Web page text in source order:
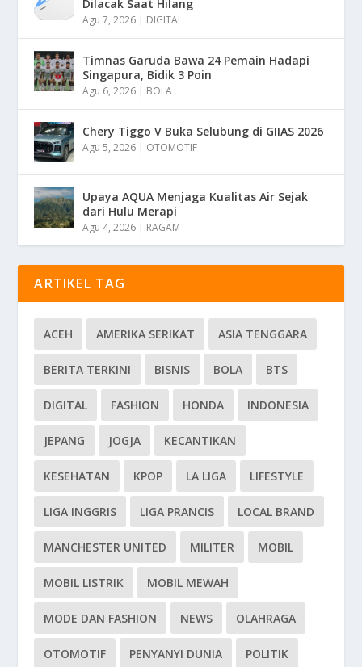
Dilacak Saat Hilang
Agu 7, 2026 | DIGITAL
Timnas Garuda Bawa 24 Pemain Hadapi
Singapura, Bidik 3 Poin
Agu 6, 2026 | BOLA
Chery Tiggo V Buka Selubung di GIIAS 2026
Agu 5, 2026 | OTOMOTIF
Upaya AQUA Menjaga Kualitas Air Sejak
dari Hulu Merapi
Agu 4, 2026 | RAGAM
ARTIKEL TAG
ACEH AMERIKA SERIKAT ASIA TENGGARA
BERITA TERKINI BISNIS BOLA BTS
DIGITAL FASHION HONDA INDONESIA
JEPANG JOGJA KECANTIKAN
KESEHATAN KPOP LA LIGA LIFESTYLE
LIGA INGGRIS LIGA PRANCIS LOCAL BRAND
MANCHESTER UNITED MILITER MOBIL
MOBIL LISTRIK MOBIL MEWAH
MODE DAN FASHION NEWS OLAHRAGA
OTOMOTIF PENYANYI DUNIA POLITIK